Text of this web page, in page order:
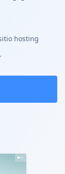
hosting